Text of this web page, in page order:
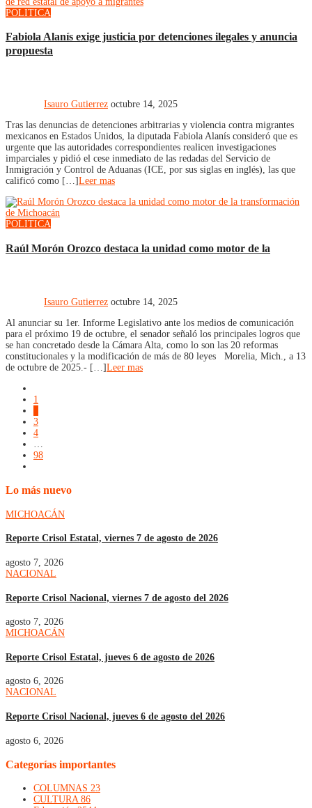
POLITICA
Fabiola Alanís exige justicia por detenciones ilegales y anuncia
propuesta
Isauro Gutierrez octubre 14, 2025
Tras las denuncias de detenciones arbitrarias y violencia contra migrantes
mexicanos en Estados Unidos, la diputada Fabiola Alanís consideró que es
urgente que las autoridades correspondientes realicen investigaciones
imparciales y pidió el cese inmediato de las redadas del Servicio de
Inmigración y Control de Aduanas (ICE, por sus siglas en inglés), las que
calificó como […]Leer mas
POLITICA
Raúl Morón Orozco destaca la unidad como motor de la
Isauro Gutierrez octubre 14, 2025
Al anunciar su 1er. Informe Legislativo ante los medios de comunicación
para el próximo 19 de octubre, el senador señaló los principales logros que
se han concretado desde la Cámara Alta, como lo son las 20 reformas
constitucionales y la modificación de más de 80 leyes Morelia, Mich., a 13
de octubre de 2025.- […]Leer mas
1
3
4
…
98
Lo más nuevo
MICHOACÁN
Reporte Crisol Estatal, viernes 7 de agosto de 2026
agosto 7, 2026
NACIONAL
Reporte Crisol Nacional, viernes 7 de agosto del 2026
agosto 7, 2026
MICHOACÁN
Reporte Crisol Estatal, jueves 6 de agosto de 2026
agosto 6, 2026
NACIONAL
Reporte Crisol Nacional, jueves 6 de agosto del 2026
agosto 6, 2026
Categorías importantes
COLUMNAS 23
CULTURA 86